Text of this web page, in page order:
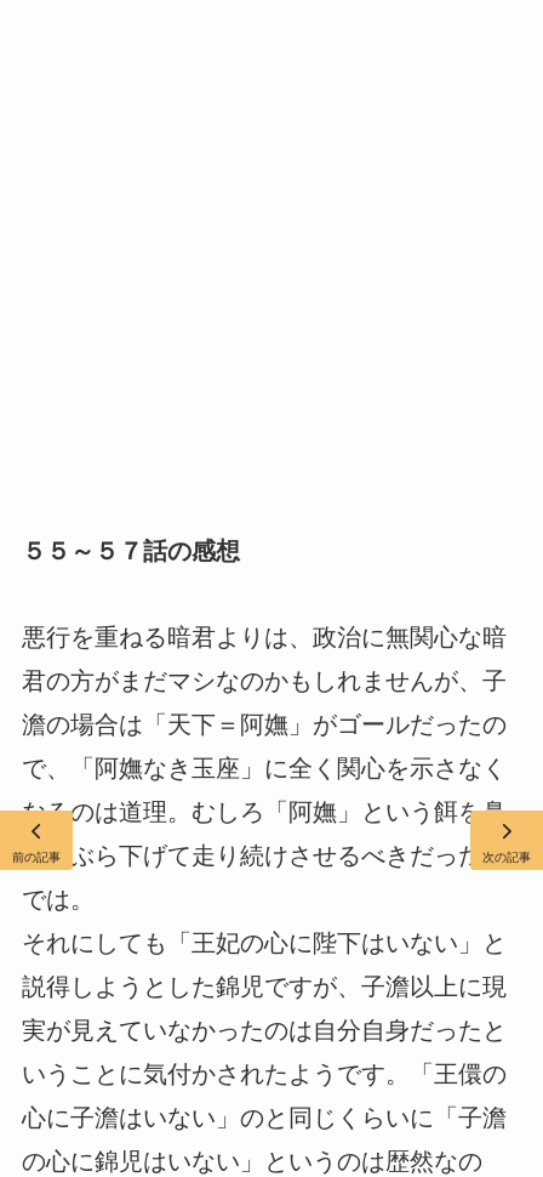
５５～５７話の感想
悪行を重ねる暗君よりは、政治に無関心な暗
君の方がまだマシなのかもしれませんが、子
澹の場合は「天下＝阿嫵」がゴールだったの
で、「阿嫵なき玉座」に全く関心を示さなく
なるのは道理。むしろ「阿嫵」という餌を鼻
先にぶら下げて走り続けさせるべきだったの
では。
それにしても「王妃の心に陛下はいない」と
説得しようとした錦児ですが、子澹以上に現
実が見えていなかったのは自分自身だったと
いうことに気付かされたようです。「王儇の
心に子澹はいない」のと同じくらいに「子澹
の心に錦児はいない」というのは歴然なの
前の記事 次の記事